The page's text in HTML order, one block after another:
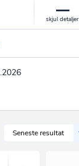
Seneste resultat